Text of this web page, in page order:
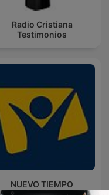
Radio Cristiana
Testimonios
NUEVO TIEMPO